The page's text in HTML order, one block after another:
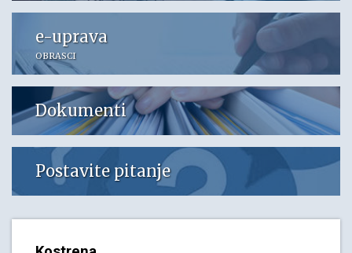
e-uprava
OBRASCI
Dokumenti
Postavite pitanje